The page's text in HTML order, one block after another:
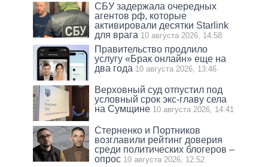
СБУ задержала очередных
агентов рф, которые
активировали десятки Starlink
для врага 10 августа 2026, 14:58
Правительство продлило
услугу «Брак онлайн» еще на
два года 10 августа 2026, 13:46
Верховный суд отпустил под
условный срок экс-главу села
на Сумщине 10 августа 2026, 14:41
Стерненко и Портников
возглавили рейтинг доверия
среди политических блогеров –
опрос 10 августа 2026, 12:52